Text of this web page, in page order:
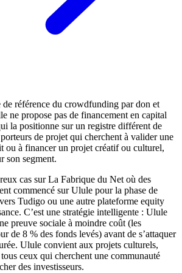
référence du crowdfunding par don et
ne propose pas de financement en capital
la positionne sur un registre différent de
de projet qui cherchent à valider une
ou à financer un projet créatif ou culturel,
son segment.
cas sur La Fabrique du Net où des
commencé sur Ulule pour la phase de
Tudigo ou une autre plateforme equity
C’est une stratégie intelligente : Ulule
preuve sociale à moindre coût (les
de 8 % des fonds levés) avant de s’attaquer
Ulule convient aux projets culturels,
ceux qui cherchent une communauté
des investisseurs.